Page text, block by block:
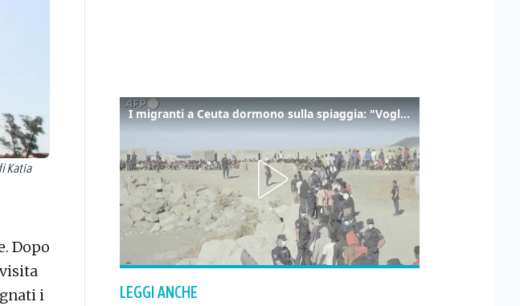
Katia
Dopo
i
I migranti a Ceuta dormono sulla spiaggia: "Vogliamo entrare in Europa"
LEGGI ANCHE